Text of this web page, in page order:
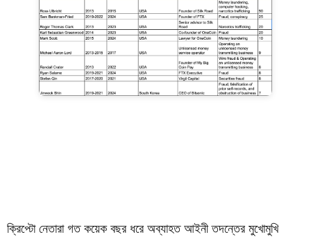
5.24%
ক্রিপ্টো নেতারা গত কয়েক বছর ধরে অব্যাহত আইনী তদন্তের মুখোমুখি